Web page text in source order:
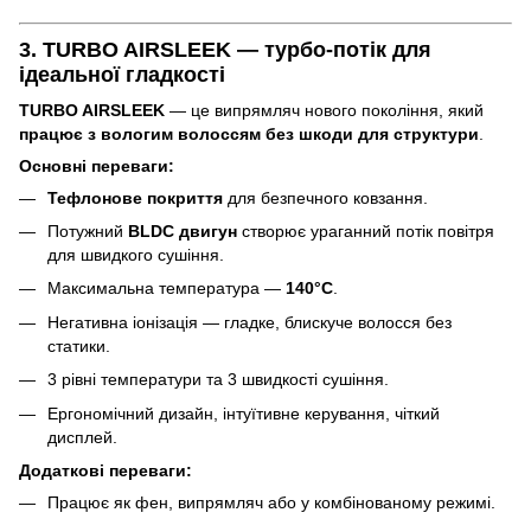
3. TURBO AIRSLEEK — турбо-потік для
ідеальної гладкості
TURBO AIRSLEEK — це випрямляч нового покоління, який
працює з вологим волоссям без шкоди для структури
Основні переваги:
Тефлонове покриття для безпечного ковзання.
Потужний BLDC двигун створює ураганний потік повітря
для швидкого сушіння.
Максимальна температура — 140°C.
Негативна іонізація — гладке, блискуче волосся без
статики.
3 рівні температури та 3 швидкості сушіння.
Ергономічний дизайн, інтуїтивне керування, чіткий
дисплей.
Додаткові переваги:
Працює як фен, випрямляч або у комбінованому режимі.